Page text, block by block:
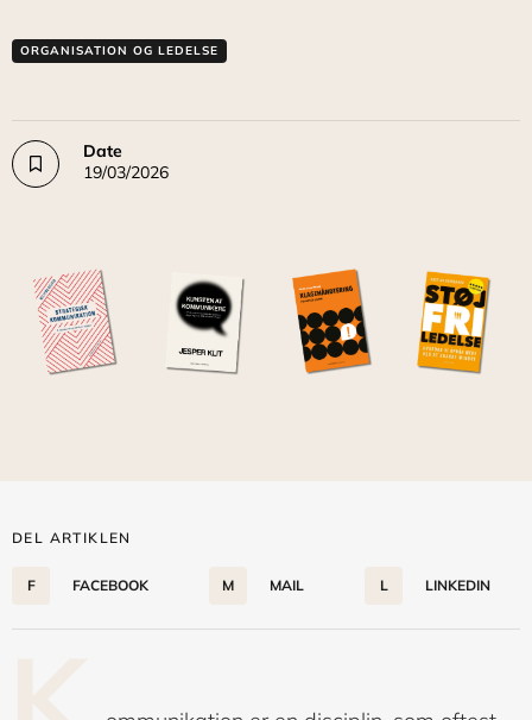
ORGANISATION OG LEDELSE
Date
19/03/2026
DEL ARTIKLEN
F FACEBOOK M MAIL L LINKEDIN